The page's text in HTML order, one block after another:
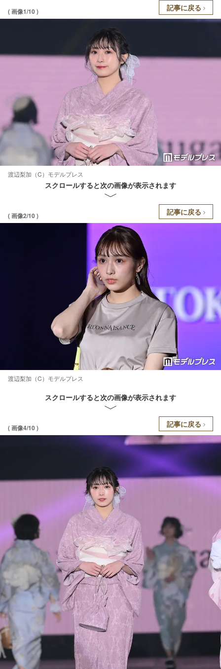
( 画像1/10 ) 記事に戻る
渡辺梨加（C）モデルプレス
スクロールすると次の画像が表示されます
( 画像2/10 ) 記事に戻る
渡辺梨加（C）モデルプレス
スクロールすると次の画像が表示されます
( 画像4/10 ) 記事に戻る